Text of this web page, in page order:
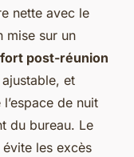
nette avec le
mise sur un
post-réunion
et
de nuit
du bureau. Le
les excès